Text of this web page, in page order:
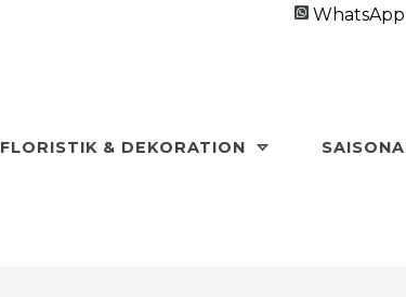
WhatsApp
FLORISTIK & DEKORATION